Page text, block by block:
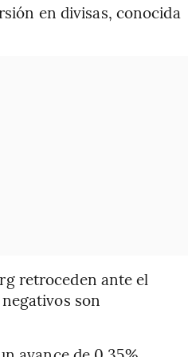
en divisas, conocida
retroceden ante el
son